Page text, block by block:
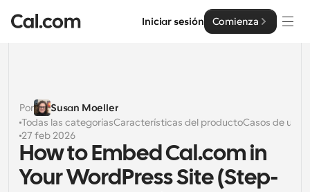
Iniciar sesión Comienza
Soluciones
Por tamaño del equipo
Para individuos
Empresa
Cal.ai
Por
Susan Moeller
Todas las categoríasCaracterísticas del productoCasos de uso
27 feb 2026
How to Embed Cal.com in
Your WordPress Site (Step-